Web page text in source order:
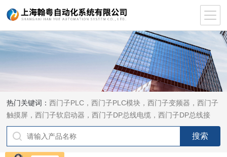
热门关键词：西门子PLC，西门子PLC模块，西门子变频器，西门子
触摸屏，西门子软启动器，西门子DP总线电缆，西门子DP总线接
头，西门子CP通讯网卡，西门子数控系统及停产备件